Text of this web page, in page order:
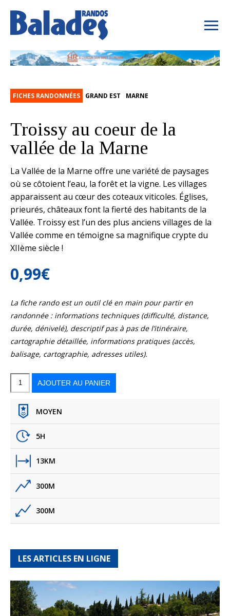
FICHES RANDONNÉES GRAND EST MARNE
Troissy au coeur de la
vallée de la Marne
La Vallée de la Marne offre une variété de paysages
où se côtoient l’eau, la forêt et la vigne. Les villages
apparaissent au cœur des coteaux viticoles. Églises,
prieurés, châteaux font la fierté des habitants de la
Vallée. Troissy est l’un des plus anciens villages de la
Vallée comme en témoigne sa magnifique crypte du
XIIème siècle !
0,99€
La fiche rando est un outil clé en main pour partir en
randonnée : informations techniques (difficulté, distance,
durée, dénivelé), descriptif pas à pas de l’itinéraire,
cartographie détaillée, informations pratiques (accès,
balisage, cartographie, adresses utiles).
quantité
Troissy
la
AJOUTER AU PANIER
MOYEN
5H
13KM
300M
300M
LES ARTICLES EN LIGNE